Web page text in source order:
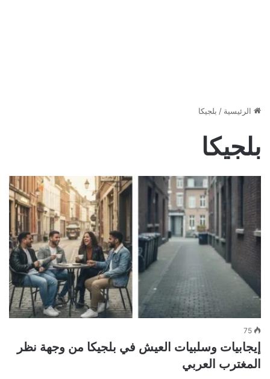
الرئيسية / بلجيكا
بلجيكا
75
إيجابيات وسلبيات العيش في بلجيكا من وجهة نظر
المغترب العربي